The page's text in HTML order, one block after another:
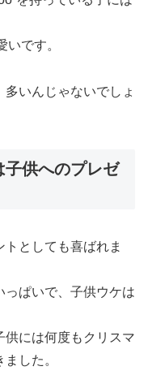
です。
いんじゃないでしょ
子供へのプレゼ
としても喜ばれま
ぱいで、子供ウケは
には何度もクリスマ
した。